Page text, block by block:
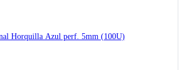
Horquilla Azul perf. 5mm (100U)